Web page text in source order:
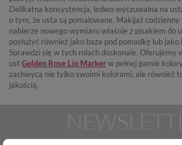
Delikatna konsystencja, ledwo wyczuwalna na
o tym, że usta są pomalowane. Makijaż
nabierze nowego wymiaru właśnie z pisakiem do
posłużyć również jako baza pod pomadkę lub
Sprawdzi się w tych rolach doskonale. Oferujemy
ustGolden Rose Lip Markerw pełnej gamie
zachwycą nie tylko swoimi kolorami, ale również
jakością.